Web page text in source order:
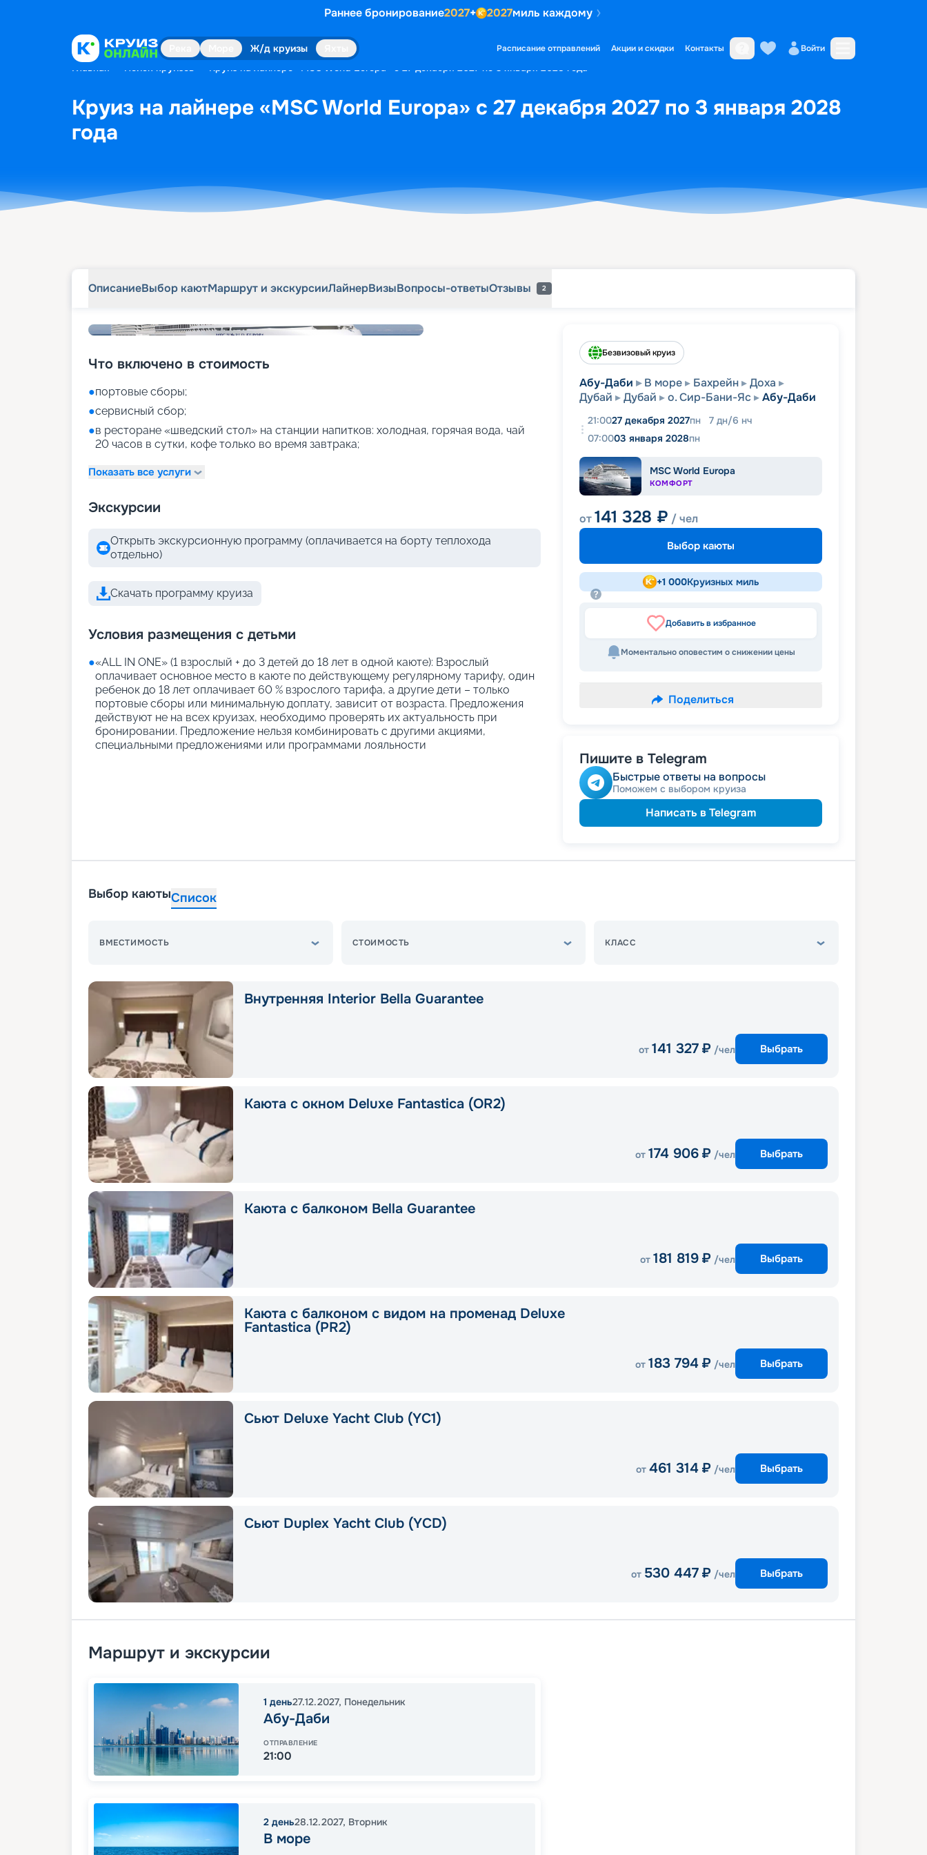
Раннее бронирование2027+ 2027миль каждому
Ж/д круизы Расписание отправлений Акции и скидки Контакты Войти
Главная Поиск круизов Круиз на лайнере «MSC World Europa» с 27 декабря 2027 по 3 января 2028 года
Круиз на лайнере «MSC World Europa» с 27 декабря 2027 по 3 января 2028
года
ОписаниеВыбор каютМаршрут и экскурсииЛайнерВизыВопросы-ответыОтзывы 2
Что включено в стоимость
●портовые сборы;
●сервисный сбор;
●в ресторане «шведский стол» на станции напитков: холодная, горячая вода, чай
20 часов в сутки, кофе только во время завтрака;
Показать все услуги
Экскурсии
Открыть экскурсионную программу (оплачивается на борту теплохода
отдельно)
Скачать программу круиза
Условия размещения с детьми
●«АLL IN ONE» (1 взрослый + до 3 детей до 18 лет в одной каюте): Взрослый
оплачивает основное место в каюте по действующему регулярному тарифу, один
ребенок до 18 лет оплачивает 60 % взрослого тарифа, а другие дети – только
портовые сборы или минимальную доплату, зависит от возраста. Предложения
действуют не на всех круизах, необходимо проверять их актуальность при
бронировании. Предложение нельзя комбинировать с другими акциями,
специальными предложениями или программами лояльности
Безвизовый круиз
Абу-Даби В море Бахрейн
Доха
Дубай
Дубай о. Сир-Бани-Яс Абу-Даби
21:0027 декабря 2027пн 7 дн/6 нч
07:0003 января 2028пн
MSC World Europa
КОМФОРТ
от141 328 ₽ / чел
Выбор каюты
+1 000Круизных миль
Добавить в избранное
Моментально оповестим о снижении цены
Поделиться
Пишите в Telegram
Быстрые ответы на вопросы
Поможем с выбором круиза
Написать в Telegram
Выбор каютыСписок
ВМЕСТИМОСТЬ СТОИМОСТЬ КЛАСС
Внутренняя Interior Bella Guarantee
от 141 327 ₽ /чел Выбрать
Каюта с окном Deluxe Fantastica (OR2)
от 174 906 ₽ /чел Выбрать
Каюта с балконом Bella Guarantee
от 181 819 ₽ /чел Выбрать
Каюта с балконом с видом на променад Deluxe
Fantastica (PR2)
от 183 794 ₽ /чел Выбрать
Сьют Deluxe Yacht Club (YC1)
от 461 314 ₽ /чел Выбрать
Сьют Duplex Yacht Club (YCD)
от 530 447 ₽ /чел Выбрать
Маршрут и экскурсии
1 день27.12.2027, Понедельник
Абу-Даби
ОТПРАВЛЕНИЕ
21:00
2 день28.12.2027, Вторник
В море